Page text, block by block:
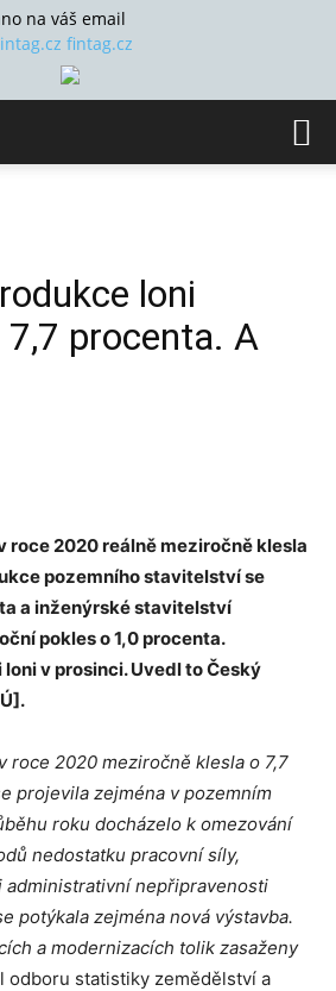
na váš email
fintag.cz
loni
procenta. A
roce 2020 reálně meziročně klesla
pozemního stavitelství se
a inženýrské stavitelství
pokles o 1,0 procenta.
v prosinci. Uvedl to Český
roce 2020 meziročně klesla o 7,7
projevila zejména v pozemním
roku docházelo k omezování
nedostatku pracovní síly,
administrativní nepřipravenosti
potýkala zejména nová výstavba.
a modernizacích tolik zasaženy
odboru statistiky zemědělství a